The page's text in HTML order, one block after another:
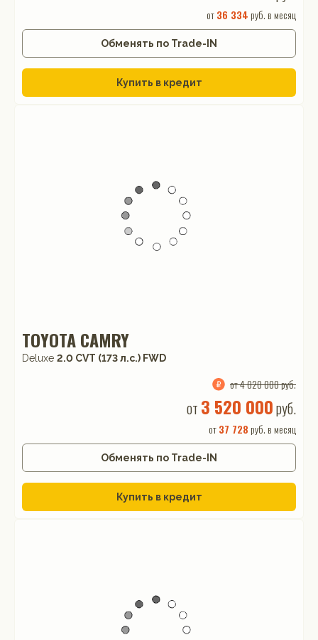
от36 334 руб. в месяц
Обменять по Trade-IN
Купить в кредит
TOYOTA CAMRY
Deluxe 2.0 CVT (173 л.с.) FWD
от 4 020 000 руб.
от 3 520 000руб.
от37 728 руб. в месяц
Обменять по Trade-IN
Купить в кредит